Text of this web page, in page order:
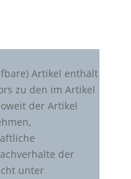
Artikel enthält
zu den im Artikel
der Artikel
der
unter